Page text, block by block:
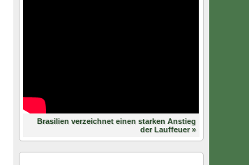
Brasilien verzeichnet einen starken Anstieg
der Lauffeuer »